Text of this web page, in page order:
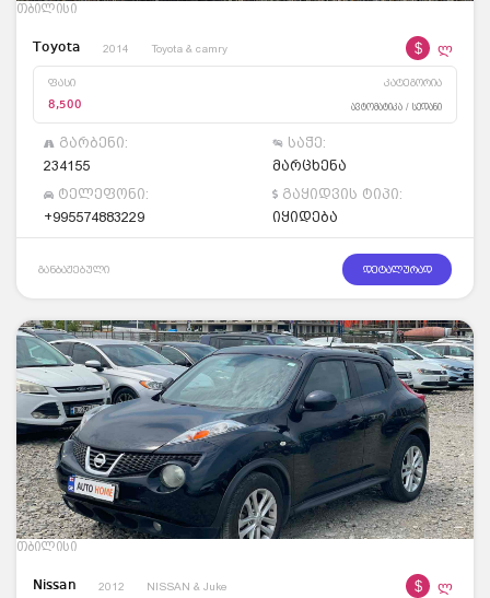
თბილისი
Toyota 2014 Toyota & camry $ ლ
ფასი კატეგორია
8,500 ავტომატიკა / სედანი
გარბენი:
234155
საჭე:
მარცხენა
ტელეფონი:
+995574883229
გაყიდვის ტიპი:
იყიდება
განბაჟებული დეტალურად
თბილისი
Nissan 2012 NISSAN & Juke $ ლ